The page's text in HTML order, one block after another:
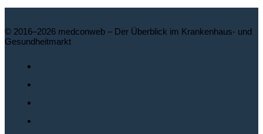
© 2016–2026 medconweb – Der Überblick im Krankenhaus- und
Gesundheitmarkt